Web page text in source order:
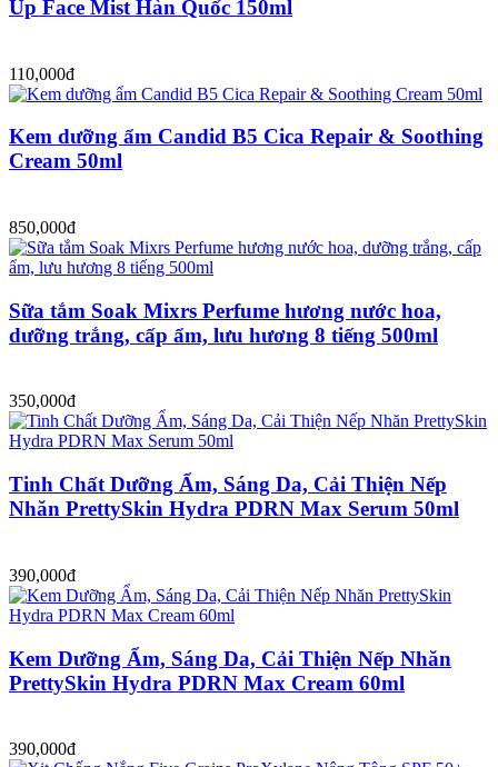
Up Face Mist Hàn Quốc 150ml
110,000đ
Kem dưỡng ẩm Candid B5 Cica Repair & Soothing
Cream 50ml
850,000đ
Sữa tắm Soak Mixrs Perfume hương nước hoa,
dưỡng trắng, cấp ẩm, lưu hương 8 tiếng 500ml
350,000đ
Tinh Chất Dưỡng Ẩm, Sáng Da, Cải Thiện Nếp
Nhăn PrettySkin Hydra PDRN Max Serum 50ml
390,000đ
Kem Dưỡng Ẩm, Sáng Da, Cải Thiện Nếp Nhăn
PrettySkin Hydra PDRN Max Cream 60ml
390,000đ